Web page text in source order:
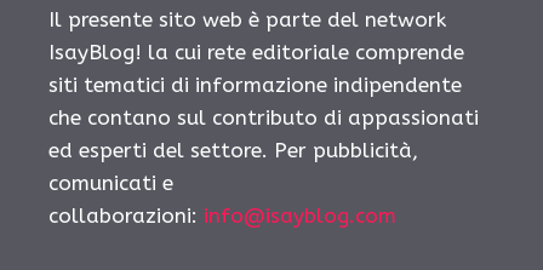
Il presente sito web è parte del network
IsayBlog! la cui rete editoriale comprende
siti tematici di informazione indipendente
che contano sul contributo di appassionati
ed esperti del settore. Per pubblicità,
comunicati e
collaborazioni: info@isayblog.com